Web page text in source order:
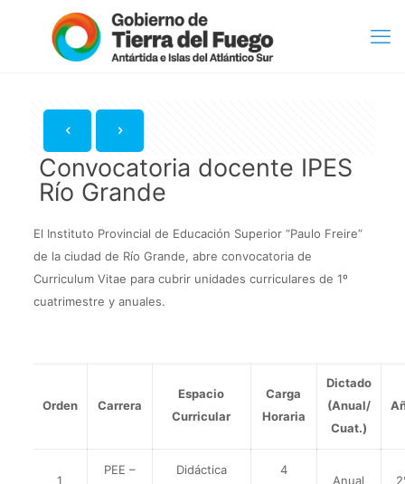
Convocatoria docente IPES
Río Grande
El Instituto Provincial de Educación Superior “Paulo Freire”
de la ciudad de Río Grande, abre convocatoria de
Curriculum Vitae para cubrir unidades curriculares de 1º
cuatrimestre y anuales.
Orden Carrera
Espacio
Curricular
Carga
Horaria
Dictado
(Anual/
Cuat.)
1
PEE –
Didáctica
4
Anual